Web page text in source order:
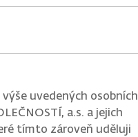
uvedených osobních
a.s. a jejich
tímto zároveň uděluji